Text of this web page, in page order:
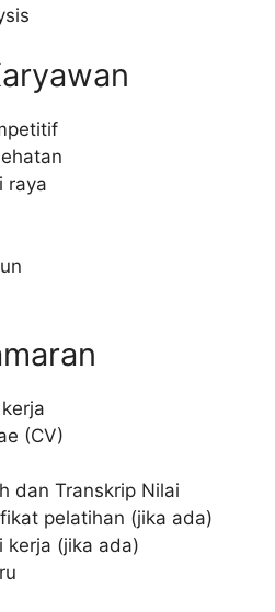
raya
(CV)
dan Transkrip Nilai
pelatihan (jika ada)
kerja (jika ada)